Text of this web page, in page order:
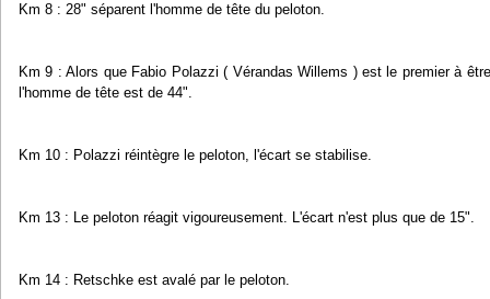
Km 8 : 28" séparent l'homme de tête du peloton.
Km 9 : Alors que Fabio Polazzi ( Vérandas Willems ) est le premier à
l'homme de tête est de 44".
Km 10 : Polazzi réintègre le peloton, l'écart se stabilise.
Km 13 : Le peloton réagit vigoureusement. L'écart n'est plus que de 15".
Km 14 : Retschke est avalé par le peloton.